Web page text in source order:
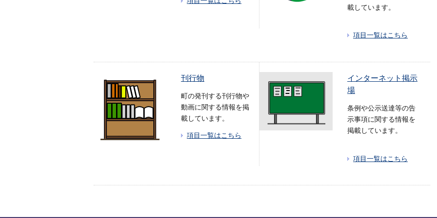
載しています。
項目一覧はこちら
刊行物
町の発刊する刊行物や
動画に関する情報を掲
載しています。
項目一覧はこちら
インターネット掲示
場
条例や公示送達等の告
示事項に関する情報を
掲載しています。
項目一覧はこちら